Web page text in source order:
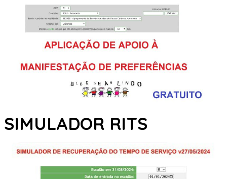
SIMULADOR RITS